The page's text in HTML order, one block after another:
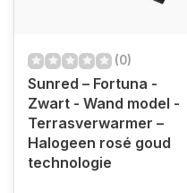
(0)
Sunred – Fortuna -
Zwart - Wand model -
Terrasverwarmer –
Halogeen rosé goud
technologie